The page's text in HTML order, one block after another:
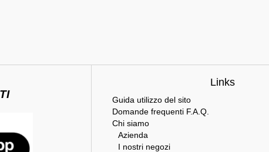
Links
Guida utilizzo del sito
Domande frequenti F.A.Q.
Chi siamo
Azienda
I nostri negozi